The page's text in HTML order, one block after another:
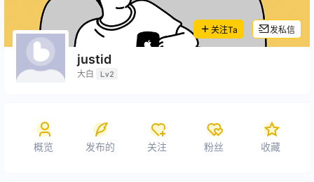
justid
大白 Lv2
关注Ta 发私信
概览 发布的 关注 粉丝 收藏